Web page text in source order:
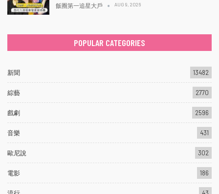
飯圈第一追星大戶 AUG 9, 2026
POPULAR CATEGORIES
新聞 13482
綜藝 2770
戲劇 2596
音樂 431
歐尼說 302
電影 186